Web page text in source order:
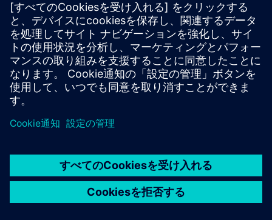
世界各地の事業拠点
サポート・センター
ご意見・ご要望
違法コピーの連絡先
© Siemens2026
タル・ミレニアム著作権法 (DMCA)
内部通報